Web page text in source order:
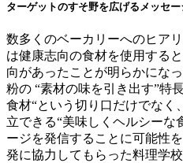
ターゲットのすそ野を広げるメッセ
数多くのベーカリーへのヒア
は健康志向の食材を使用する
向があったことが明らかにな
粉の “素材の味を引き出す”特
食材“という切り口だけでなく
立できる“美味しくヘルシーな
ージを発信することに可能性
発に協力してもらった料理学